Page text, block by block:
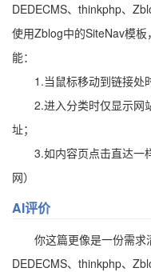
DEDECMS、thinkphp、
使用Zblog中的SiteNav模
能：
1.当鼠标移动到链接处
2.进入分类时仅显示网
址；
3.如内容页点击直达一
网）
AI评价
你这篇更像是一份需
DEDECMS、thinkphp、